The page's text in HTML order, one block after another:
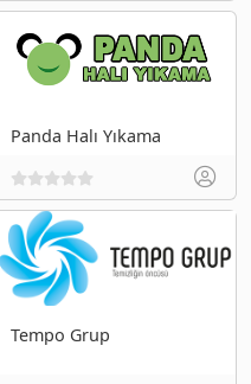
Panda Halı Yıkama
Tempo Grup